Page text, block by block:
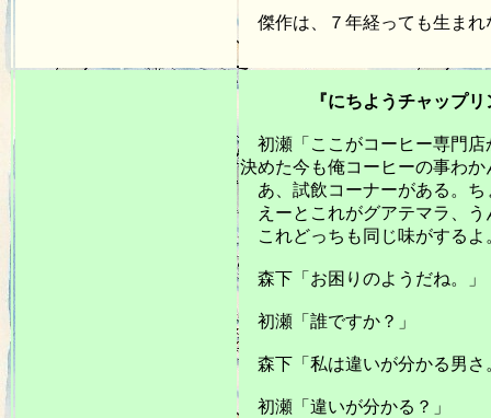
傑作は、７年経っても生まれ
『にちようチャップリン：
初瀬「ここがコーヒー専門店
決めた今も俺コーヒーの事わ
あ、試飲コーナーがある。ち
えーとこれがグアテマラ、
これどっちも同じ味がするよ
森下「お困りのようだね。」
初瀬「誰ですか？」
森下「私は違いが分かる男さ
初瀬「違いが分かる？」